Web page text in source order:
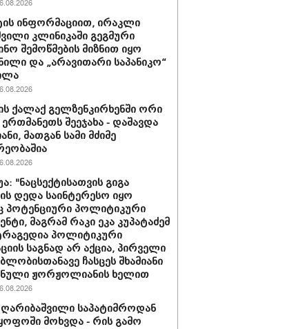
ინფორმაციით, ირაკლი
კლინიკაში გეგმური
შემოწმების მიზნით იყო
და „არავითარი საპანიკო“
ქალაქ გელზენკირხენში ორი
შეეჯახა - დაშავდა
მათგან სამი მძიმე
"ნაცსექტისათვის გიგა
დედა საინტერესო იყო
პოლიტიკური
მაგრამ რაკი ეკა კუპატაძემ
პოლიტიკური
საგნად არ აქცია, პირველი
ჩასცეს შხამიანი
ჟორჟოლიანის ხელით
საპატიმროდან
მოხვდა - რის გამო